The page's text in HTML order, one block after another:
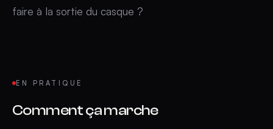
faire à la sortie du casque ?
EN PRATIQUE
Comment ça marche